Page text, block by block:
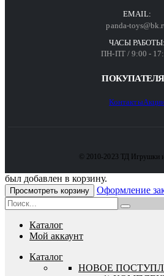
EMAIL:
panda-
ЧАСЫ РАБОТЫ:
ПН-ПТ / 9:00 -
Контакты
© 2010-2023 ТД Игрушки
был добавлен в корзину.
Просмотреть корзину Оформление
Каталог
Мой аккаунт
Каталог
HОВОЕ